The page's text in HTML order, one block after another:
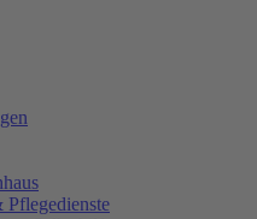
Pflegedienste